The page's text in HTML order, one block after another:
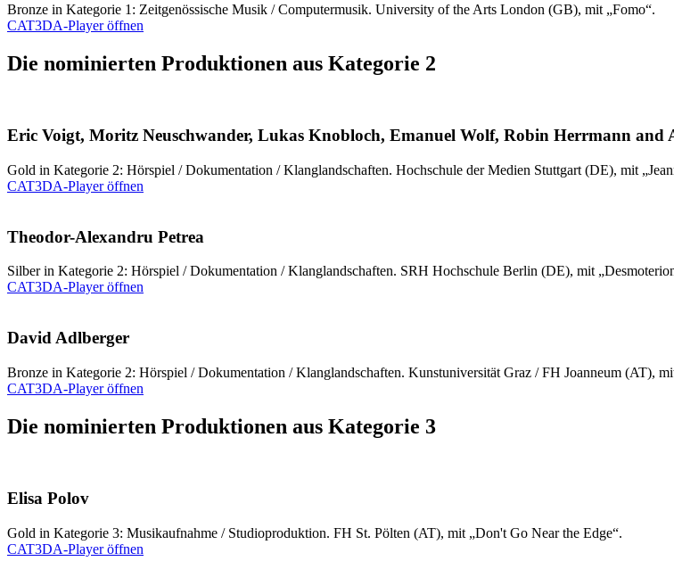
Bronze in Kategorie 1: Zeitgenössische Musik / Computermusik. University of the Arts London (GB), mit „Fomo“.
CAT3DA-Player öffnen
Die nominierten Produktionen aus Kategorie 2
Eric Voigt, Moritz Neuschwander, Lukas Knobloch, Emanuel Wolf, Robin Herrmann and
Gold in Kategorie 2: Hörspiel / Dokumentation / Klanglandschaften. Hochschule der Medien Stuttgart (DE), mit
CAT3DA-Player öffnen
Theodor-Alexandru Petrea
Silber in Kategorie 2: Hörspiel / Dokumentation / Klanglandschaften. SRH Hochschule Berlin (DE), mit
CAT3DA-Player öffnen
David Adlberger
Bronze in Kategorie 2: Hörspiel / Dokumentation / Klanglandschaften. Kunstuniversität Graz / FH Joanneum (AT),
CAT3DA-Player öffnen
Die nominierten Produktionen aus Kategorie 3
Elisa Polov
Gold in Kategorie 3: Musikaufnahme / Studioproduktion. FH St. Pölten (AT), mit „Don't Go Near the Edge“.
CAT3DA-Player öffnen